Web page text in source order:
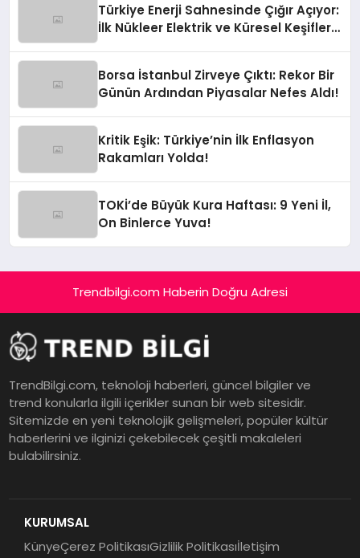
Türkiye Enerji Sahnesinde Çığır Açıyor:
İlk Nükleer Elektrik ve Küresel Keşifler
Borsa İstanbul Zirveye Çıktı: Rekor Bir
Günün Ardından Piyasalar Nefes Aldı!
Kritik Eşik: Türkiye’nin İlk Enflasyon
Rakamları Yolda!
TOKİ’de Büyük Kura Haftası: 9 Yeni İl,
On Binlerce Yuva!
Trendbilgi.com Haberin Doğru Adresi
TrendBilgi.com, teknoloji haberleri, güncel bilgiler ve
trend konularla ilgili içerikler sunan bir web sitesidir.
Sitemizde en yeni teknolojik gelişmeleri, popüler kültür
haberlerini ve ilginizi çekebilecek çeşitli makaleleri
bulabilirsiniz.
KURUMSAL
KünyeÇerez PolitikasıGizlilik Politikasıİletişim